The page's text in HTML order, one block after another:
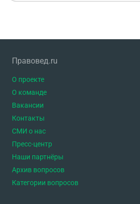
Правовед.ru
О проекте
О команде
Вакансии
Контакты
СМИ о нас
Пресс-центр
Наши партнёры
Архив вопросов
Категории вопросов